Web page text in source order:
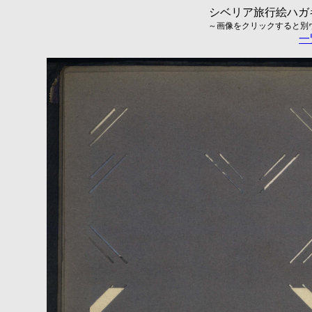
シベリア旅行絵ハ
～画像をクリックすると
一